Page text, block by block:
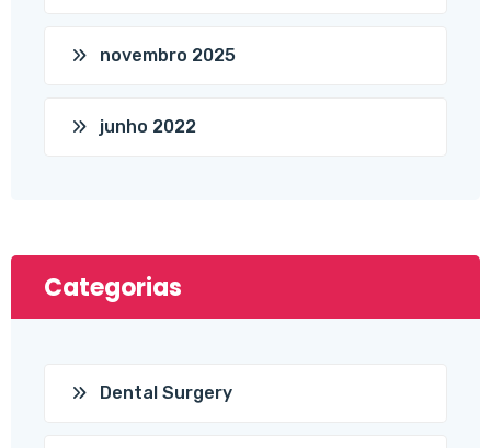
novembro 2025
junho 2022
Categorias
Dental Surgery